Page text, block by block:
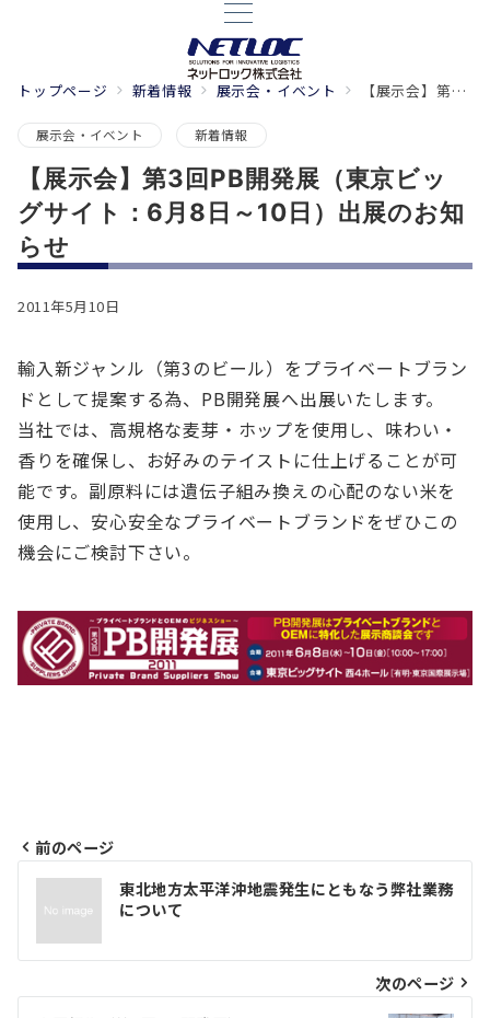
トップページ 新着情報 展示会・イベント 【展示会】第3回PB開発展（東京ビッグサイト：6月8日～10日）出展のお知らせ
展示会・イベント 新着情報
【展示会】第3回PB開発展（東京ビッ
グサイト：6月8日～10日）出展のお知
らせ
2011年5月10日
輸入新ジャンル（第3のビール）をプライベートブラン
ドとして提案する為、PB開発展へ出展いたします。
当社では、高規格な麦芽・ホップを使用し、味わい・
香りを確保し、お好みのテイストに仕上げることが可
能です。副原料には遺伝子組み換えの心配のない米を
使用し、安心安全なプライベートブランドをぜひこの
機会にご検討下さい。
投
ナ
ビ
前のページ
東北地方太平洋沖地震発生にともなう弊社業務
について
次のページ